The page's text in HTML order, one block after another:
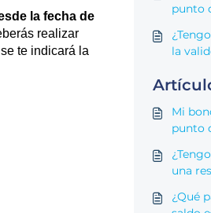
la fecha de
realizar
te indicará la
punto
la
Mi
punto
una
¿Qué